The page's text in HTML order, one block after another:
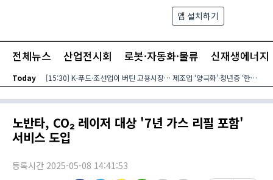
앱 설치하기
전체뉴스 산업전시회 로봇·자동화·물류 신재생에너지
Today [15:30] K-푸드·조선업이 버틴 고용시장… 제조업 ‘양극화’·청년층 ‘한파’ 지속
노반타, CO₂ 레이저 대상 '7년 가스 리필 포함'
서비스 도입
등록시간 2025-05-08 14:41:53